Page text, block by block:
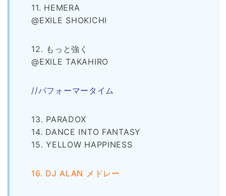
11. HEMERA
@EXILE SHOKICHI
12. もっと強く
@EXILE TAKAHIRO
//パフォーマータイム
13. PARADOX
14. DANCE INTO FANTASY
15. YELLOW HAPPINESS
16. DJ ALAN メドレー